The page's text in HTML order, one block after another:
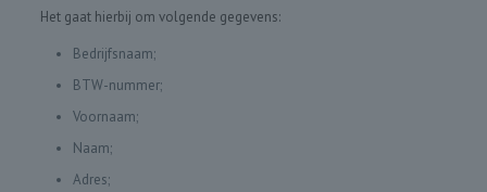
Het gaat hierbij om volgende gegevens:
Bedrijfsnaam;
BTW-nummer;
Voornaam;
Naam;
Adres;